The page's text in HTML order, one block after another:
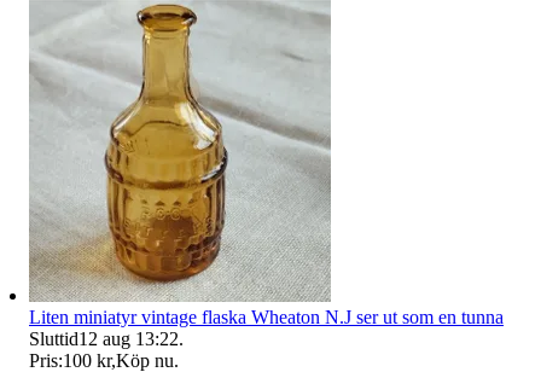
Liten miniatyr vintage flaska Wheaton N.J ser ut som en tunna
Sluttid12 aug 13:22.
Pris:100 kr,Köp nu.